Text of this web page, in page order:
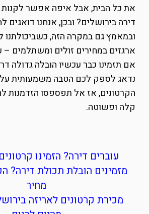
את כל הבית, אבל איפה אפשר לקנות
דירה בירושלים? ובכן, אנחנו
ובמאמץ גם במקרה הזה,
ארגזים במחירים זולים ומשתלמים –
נדאג לספק לכם הטבה משמעותית
הקרטונים, אז אל תפספסו הזדמנות
קלה ופשוטה.
עוברים דירה? הזמינו
מזמינים הובלת תכולת דירה?
מחיר
מכירת קרטונים לאריזה